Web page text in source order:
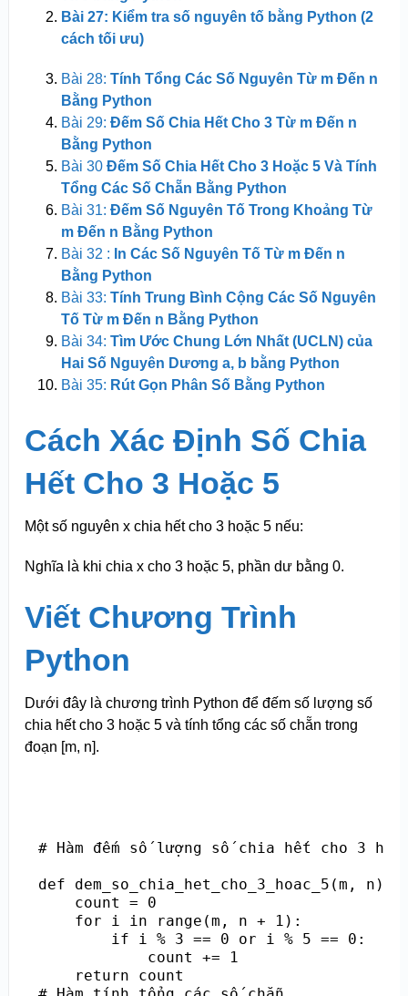
Bài 27: Kiểm tra số nguyên tố bằng Python (2
cách tối ưu)
Bài 28: Tính Tổng Các Số Nguyên Từ m Đến n
Bằng Python
Bài 29: Đếm Số Chia Hết Cho 3 Từ m Đến n
Bằng Python
Bài 30 Đếm Số Chia Hết Cho 3 Hoặc 5 Và Tính
Tổng Các Số Chẵn Bằng Python
Bài 31: Đếm Số Nguyên Tố Trong Khoảng Từ
m Đến n Bằng Python
Bài 32 : In Các Số Nguyên Tố Từ m Đến n
Bằng Python
Bài 33: Tính Trung Bình Cộng Các Số Nguyên
Tố Từ m Đến n Bằng Python
Bài 34: Tìm Ước Chung Lớn Nhất (UCLN) của
Hai Số Nguyên Dương a, b bằng Python
Bài 35: Rút Gọn Phân Số Bằng Python
Cách Xác Định Số Chia
Hết Cho 3 Hoặc 5
Một số nguyên x chia hết cho 3 hoặc 5 nếu:
Nghĩa là khi chia x cho 3 hoặc 5, phần dư bằng 0.
Viết Chương Trình
Python
Dưới đây là chương trình Python để đếm số lượng số
chia hết cho 3 hoặc 5 và tính tổng các số chẵn trong
đoạn [m, n].
# Hàm đếm số lượng số chia hết cho 3
def dem_so_chia_het_cho_3_hoac_5(m, n):
count = 0
for i in range(m, n + 1):
if i % 3 == 0 or i % 5 == 0:
count += 1
return count